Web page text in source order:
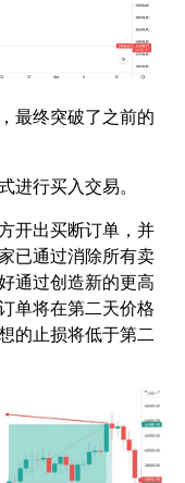
最终突破了之前的
进行买入交易。
开出买断订单，并
已通过消除所有卖
通过创造新的更高
单将在第二天价格
的止损将低于第二